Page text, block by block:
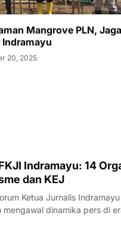
Mangrove PLN, Jaga
Indramayu
20, 2025
Indramayu: 14
dan KEJ
Ketua Jurnalis
mengawal dinamika pers di
internal bertempat di Rumah